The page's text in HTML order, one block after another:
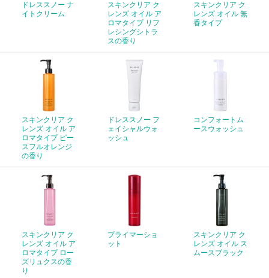
ドレススノー ナ
イトクリーム
スキンクリア ク
レンズ オイル ア
ロマタイプ リフ
レシングシトラ
スの香り
スキンクリア ク
レンズ オイル 無
香タイプ
スキンクリア ク
レンズ オイル ア
ロマタイプ ピー
スフルオレンジ
の香り
ドレススノー フ
ェイシャルウォ
ッシュ
コンフォートム
ースウォッシュ
スキンクリア ク
レンズ オイル ア
ロマタイプ ロー
ズリュクスの香
り
プライマーショ
ット
スキンクリア ク
レンズ オイル ス
ムースブラック